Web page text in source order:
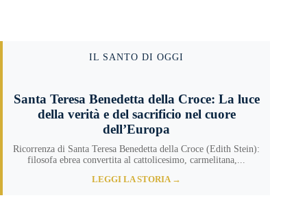
IL SANTO DI OGGI
Santa Teresa Benedetta della Croce: La luce
della verità e del sacrificio nel cuore
dell’Europa
Ricorrenza di Santa Teresa Benedetta della Croce (Edith Stein):
filosofa ebrea convertita al cattolicesimo, carmelitana,...
LEGGI LA STORIA →